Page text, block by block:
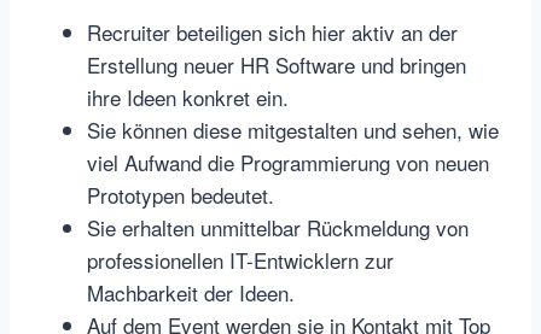
Recruiter beteiligen sich hier aktiv an der
Erstellung neuer HR Software und bringen
ihre Ideen konkret ein.
Sie können diese mitgestalten und sehen, wie
viel Aufwand die Programmierung von neuen
Prototypen bedeutet.
Sie erhalten unmittelbar Rückmeldung von
professionellen IT-Entwicklern zur
Machbarkeit der Ideen.
Auf dem Event werden sie in Kontakt mit Top